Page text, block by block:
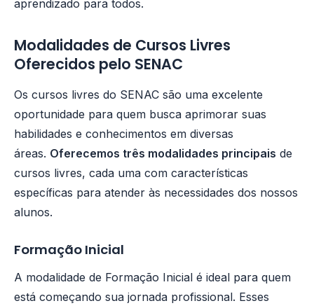
aprendizado para todos.
Modalidades de Cursos Livres
Oferecidos pelo SENAC
Os cursos livres do SENAC são uma excelente
oportunidade para quem busca aprimorar suas
habilidades e conhecimentos em diversas
áreas. Oferecemos três modalidades principais de
cursos livres, cada uma com características
específicas para atender às necessidades dos nossos
alunos.
Formação Inicial
A modalidade de Formação Inicial é ideal para quem
está começando sua jornada profissional. Esses